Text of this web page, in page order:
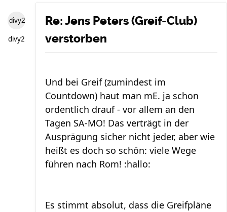
divy2
divy2
Re: Jens Peters (Greif-Club)
verstorben
Und bei Greif (zumindest im
Countdown) haut man mE. ja schon
ordentlich drauf - vor allem an den
Tagen SA-MO! Das verträgt in der
Ausprägung sicher nicht jeder, aber wie
heißt es doch so schön: viele Wege
führen nach Rom! :hallo:
Es stimmt absolut, dass die Greifpläne